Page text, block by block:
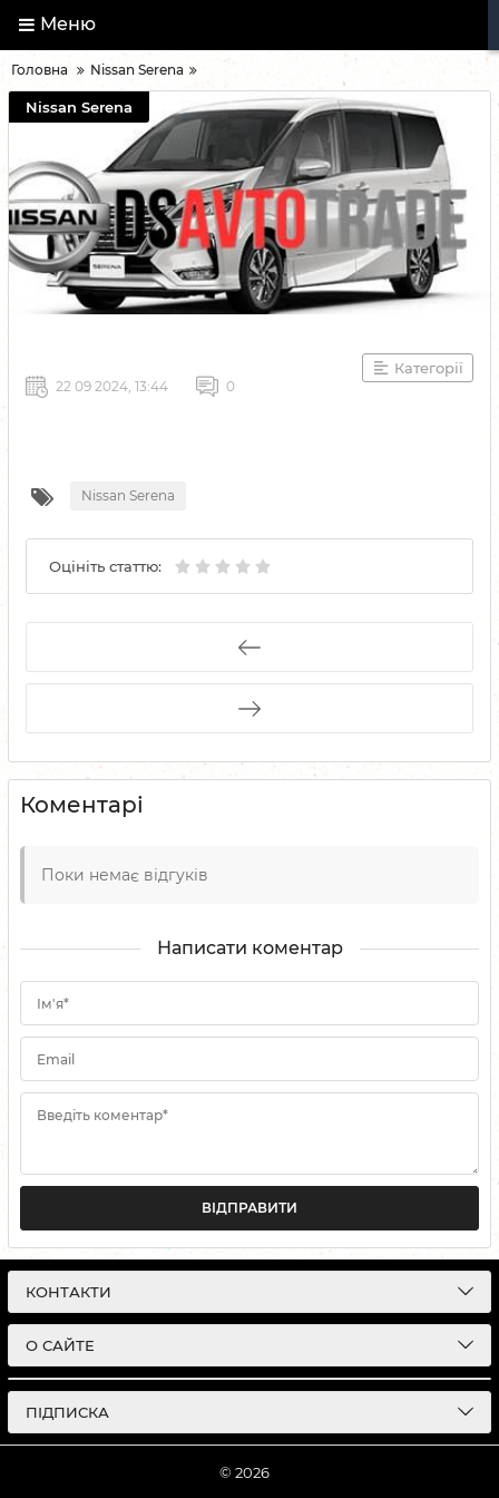
Меню
Головна Nissan Serena
Nissan Serena
Категорії
22 09 2024, 13:44 0
Nissan Serena
Оцініть статтю:
Коментарі
Поки немає відгуків
Написати коментар
Ім'я*
Email
Введіть коментар*
ВІДПРАВИТИ
КОНТАКТИ
О САЙТЕ
ПІДПИСКА
© 2026